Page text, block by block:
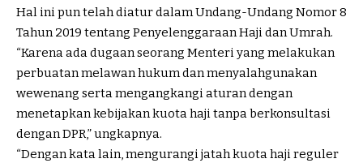
Hal ini pun telah diatur dalam Undang-Undang Nomor 8
Tahun 2019 tentang Penyelenggaraan Haji dan Umrah.
“Karena ada dugaan seorang Menteri yang melakukan
perbuatan melawan hukum dan menyalahgunakan
wewenang serta mengangkangi aturan dengan
menetapkan kebijakan kuota haji tanpa berkonsultasi
dengan DPR,” ungkapnya.
“Dengan kata lain, mengurangi jatah kuota haji reguler